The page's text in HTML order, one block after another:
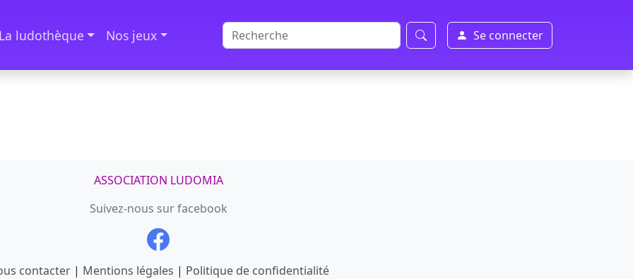
ludothèque Nos jeux Se connecter
ASSOCIATION LUDOMIA
Suivez-nous sur facebook
contacter| Mentions légales | Politique de confidentialité